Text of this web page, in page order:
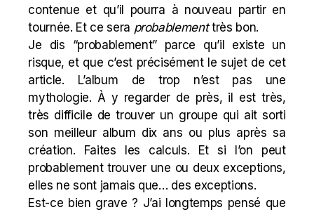
contenue et qu’il pourra à nouveau partir en
tournée. Et ce sera probablementtrès bon.
Je dis “probablement” parce qu’il existe un
risque, et que c’est précisément le sujet de cet
article. L’album de trop n’est pas une
mythologie. À y regarder de près, il est très,
très difficile de trouver un groupe qui ait sorti
son meilleur album dix ans ou plus après sa
création. Faites les calculs. Et si l’on peut
probablement trouver une ou deux exceptions,
elles ne sont jamais que… des exceptions.
Est-ce bien grave ? J’ai longtemps pensé que